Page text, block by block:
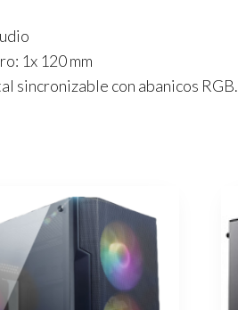
1x 120 mm
sincronizable con abanicos RGB.